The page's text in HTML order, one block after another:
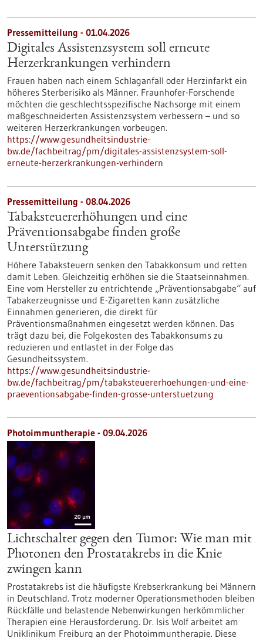
Pressemitteilung - 01.04.2026
Digitales Assistenzsystem soll erneute
Herzerkrankungen verhindern
Frauen haben nach einem Schlaganfall oder Herzinfarkt ein
höheres Sterberisiko als Männer. Fraunhofer-Forschende
möchten die geschlechtsspezifische Nachsorge mit einem
maßgeschneiderten Assistenzsystem verbessern – und so
weiteren Herzerkrankungen vorbeugen.
https://www.gesundheitsindustrie-
bw.de/fachbeitrag/pm/digitales-assistenzsystem-soll-
erneute-herzerkrankungen-verhindern
Pressemitteilung - 08.04.2026
Tabaksteuererhöhungen und eine
Präventionsabgabe finden große
Unterstützung
Höhere Tabaksteuern senken den Tabakkonsum und retten
damit Leben. Gleichzeitig erhöhen sie die Staatseinnahmen.
Eine vom Hersteller zu entrichtende „Präventionsabgabe“ auf
Tabakerzeugnisse und E-Zigaretten kann zusätzliche
Einnahmen generieren, die direkt für
Präventionsmaßnahmen eingesetzt werden können. Das
trägt dazu bei, die Folgekosten des Tabakkonsums zu
reduzieren und entlastet in der Folge das
Gesundheitssystem.
https://www.gesundheitsindustrie-
bw.de/fachbeitrag/pm/tabaksteuererhoehungen-und-eine-
praeventionsabgabe-finden-grosse-unterstuetzung
Photoimmuntherapie - 09.04.2026
Lichtschalter gegen den Tumor: Wie man mit
Photonen den Prostatakrebs in die Knie
zwingen kann
Prostatakrebs ist die häufigste Krebserkrankung bei Männern
in Deutschland. Trotz moderner Operationsmethoden bleiben
Rückfälle und belastende Nebenwirkungen herkömmlicher
Therapien eine Herausforderung. Dr. Isis Wolf arbeitet am
Uniklinikum Freiburg an der Photoimmuntherapie. Diese